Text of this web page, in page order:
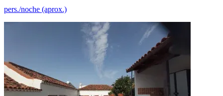
pers./noche (aprox.)